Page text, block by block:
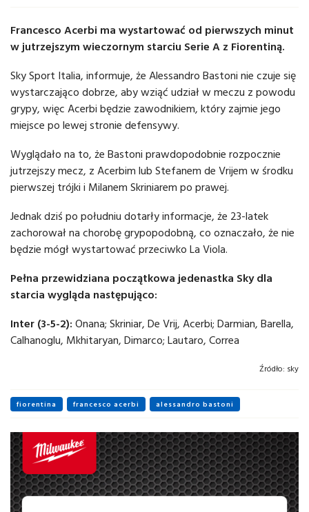
Francesco Acerbi ma wystartować od pierwszych minut
w jutrzejszym wieczornym starciu Serie A z Fiorentiną.
Sky Sport Italia, informuje, że Alessandro Bastoni nie czuje się
wystarczająco dobrze, aby wziąć udział w meczu z powodu
grypy, więc Acerbi będzie zawodnikiem, który zajmie jego
miejsce po lewej stronie defensywy.
Wyglądało na to, że Bastoni prawdopodobnie rozpocznie
jutrzejszy mecz, z Acerbim lub Stefanem de Vrijem w środku
pierwszej trójki i Milanem Skriniarem po prawej.
Jednak dziś po południu dotarły informacje, że 23-latek
zachorował na chorobę grypopodobną, co oznaczało, że nie
będzie mógł wystartować przeciwko La Viola.
Pełna przewidziana początkowa jedenastka Sky dla
starcia wygląda następująco:
Inter (3-5-2): Onana; Skriniar, De Vrij, Acerbi; Darmian, Barella,
Calhanoglu, Mkhitaryan, Dimarco; Lautaro, Correa
Źródło: sky
fiorentina francesco acerbi alessandro bastoni